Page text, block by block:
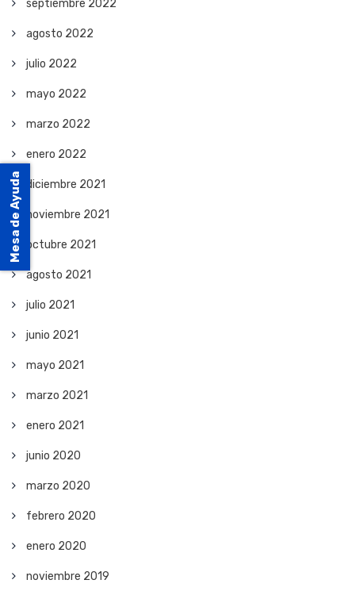
septiembre 2022
agosto 2022
julio 2022
mayo 2022
marzo 2022
enero 2022
diciembre 2021
noviembre 2021
octubre 2021
agosto 2021
julio 2021
junio 2021
mayo 2021
marzo 2021
enero 2021
junio 2020
marzo 2020
febrero 2020
enero 2020
noviembre 2019
Mesa de Ayuda